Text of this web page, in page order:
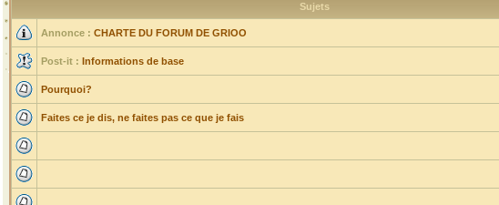
Sujets
Annonce : CHARTE DU FORUM DE GRIOO
Post-it : Informations de base
Pourquoi?
Faites ce je dis, ne faites pas ce que je fais